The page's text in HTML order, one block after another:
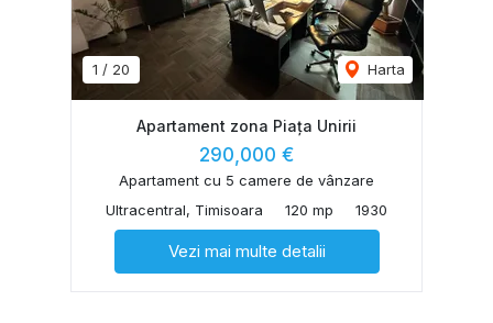
1 / 20 Harta
Apartament zona Piața Unirii
290,000 €
Apartament cu 5 camere de vânzare
Ultracentral, Timisoara
120 mp 1930
Vezi mai multe detalii